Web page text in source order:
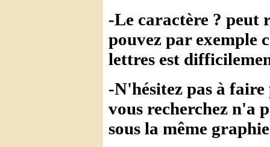
-Le caractère ? peut
pouvez par exemple
lettres est
-N'hésitez pas à
vous recherchez n'a
sous la même